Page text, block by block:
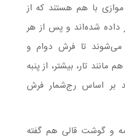
با هم هستند که از
۹۰ درجه عبور داده شده‌اند و پس از هر
می‌شوند تا فرش دوام و
تار، بیشتر، از پنبه
بر اساس رج‌شمار فرش
و گوشت قالی هم گفته